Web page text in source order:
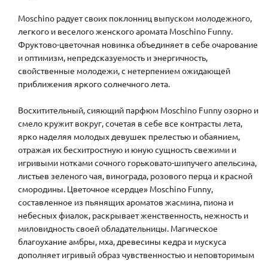
Moschino радует своих поклонниц выпуском молодежного,
легкого и веселого женского аромата Moschino Funny.
Фруктово-цветочная новинка объединяет в себе очарование
и оптимизм, непредсказуемость и энергичность,
свойственные молодежи, с нетерпением ожидающей
приближения яркого солнечного лета.
Восхитительный, сияющий парфюм Moschino Funny озорно и
смело кружит вокруг, сочетая в себе все контрасты лета,
ярко наделяя молодых девушек прелестью и обаянием,
отражая их бесхитростную и юную сущность свежими и
игривыми нотками сочного горьковато-шипучего апельсина,
листьев зеленого чая, винограда, розового перца и красной
смородины. Цветочное «сердце» Moschino Funny,
составленное из пьянящих ароматов жасмина, пиона и
небесных фиалок, раскрывает женственность, нежность и
миловидность своей обладательницы. Магическое
благоухание амбры, мха, древесины кедра и мускуса
дополняет игривый образ чувственностью и неповторимым